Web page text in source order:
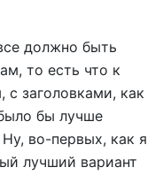
должно быть
то есть что к
с заголовками, как
бы лучше
во-первых, как я
лучший вариант